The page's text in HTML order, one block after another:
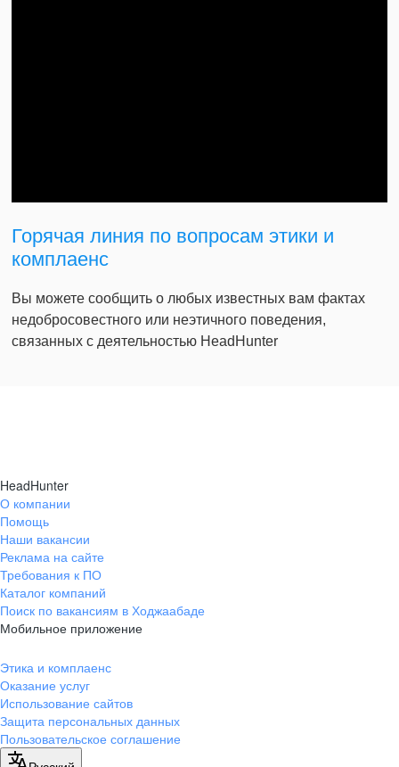
Горячая линия по вопросам этики и
комплаенс
Вы можете сообщить о любых известных вам фактах
недобросовестного или неэтичного поведения,
связанных с деятельностью HeadHunter
HeadHunter
О компании
Помощь
Наши вакансии
Реклама на сайте
Требования к ПО
Каталог компаний
Поиск по вакансиям в Ходжаабаде
Мобильное приложение
Этика и комплаенс
Оказание услуг
Использование сайтов
Защита персональных данных
Пользовательское соглашение